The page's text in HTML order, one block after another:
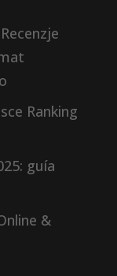
Ranking
guía
&